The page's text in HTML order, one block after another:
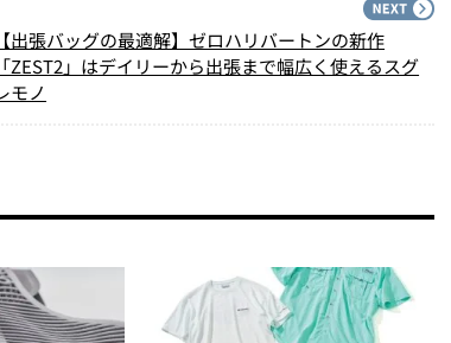
【出張バッグの最適解】ゼロハリバートンの新作
「ZEST2」はデイリーから出張まで幅広く使えるスグ
モノ